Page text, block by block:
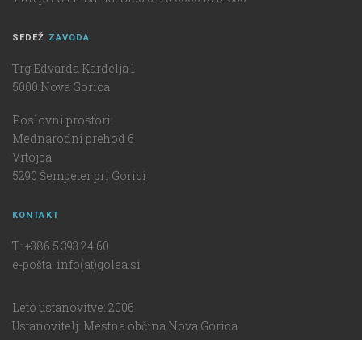
SEDEŽ ZAVODA
Trg Edvarda Kardelja 1
5000 Nova Gorica
Poslovni prostori:
Mednarodni prehod 6
Vrtojba
5290 Šempeter pri Gorici
KONTAKT
T: +386 5 393 24 60
e-pošta: info(at)golea.si
Leto ustanovitve: 2006
Ustanovitelj: Mestna občina Nova Gorica